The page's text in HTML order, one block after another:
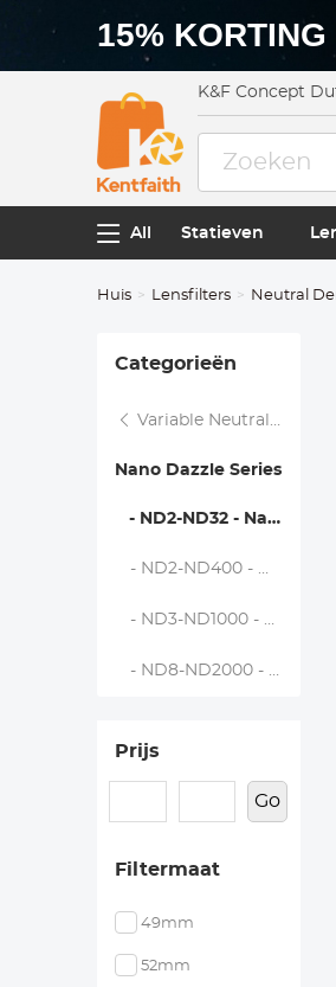
15%
K&F Concept
All Statieven
Huis Lensfilters Neutral
Categorieën
Variable Neutral Density
Nano Dazzle Series
- ND2-ND32 - Nano Dazzle
- ND2-ND400 - Nano Dazzle
- ND3-ND1000 - Nano Dazzle
- ND8-ND2000 - Nano Dazzle
Prijs
Go
Filtermaat
49mm
52mm